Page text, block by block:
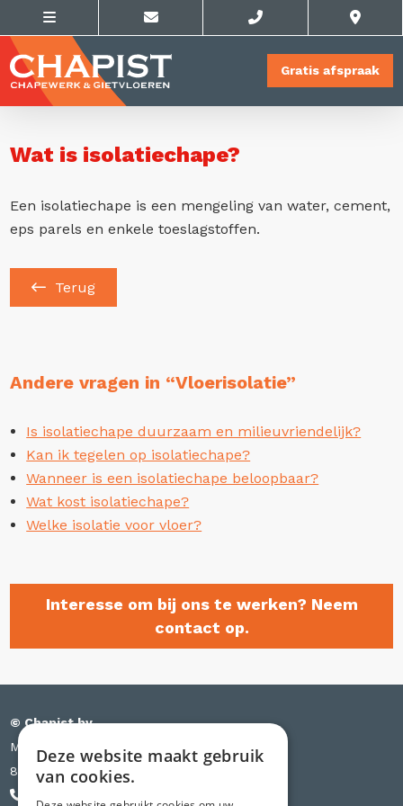
Gratis afspraak
Wat is isolatiechape?
Een isolatiechape is een mengeling van water, cement,
eps parels en enkele toeslagstoffen.
Terug
Andere vragen in “Vloerisolatie”
Is isolatiechape duurzaam en milieuvriendelijk?
Kan ik tegelen op isolatiechape?
Wanneer is een isolatiechape beloopbaar?
Wat kost isolatiechape?
Welke isolatie voor vloer?
Interesse om bij ons te werken? Neem
contact op.
© Chapist bv
Meensesteenweg 385 bus S03
8501 Kortrijk
Deze website maakt gebruik
van cookies.